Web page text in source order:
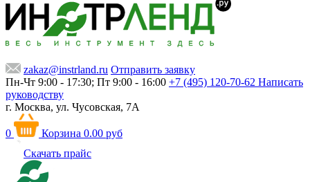
zakaz@instrland.ru Отправить заявку
Пн-Чт 9:00 - 17:30; Пт 9:00 - 16:00 +7 (495) 120-70-62 Написать
руководству
г. Москва, ул. Чусовская, 7А
0 Корзина 0.00 руб
Скачать прайс